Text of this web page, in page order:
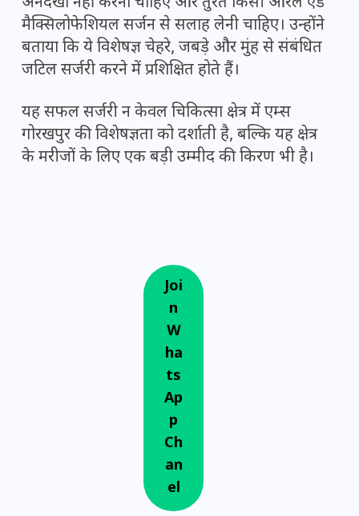
मैक्सिलोफेशियल सर्जन से सलाह लेनी चाहिए। उन्होंने
बताया कि ये विशेषज्ञ चेहरे, जबड़े और मुंह से संबंधित
जटिल सर्जरी करने में प्रशिक्षित होते हैं।
यह सफल सर्जरी न केवल चिकित्सा क्षेत्र में एम्स
गोरखपुर की विशेषज्ञता को दर्शाती है, बल्कि यह क्षेत्र
के मरीजों के लिए एक बड़ी उम्मीद की किरण भी है।
Joi
n
W
ha
ts
Ap
p
Ch
an
el